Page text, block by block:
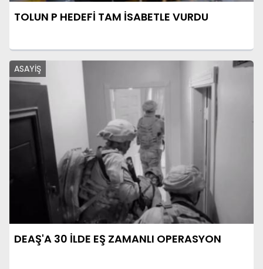
TOLUN P HEDEFİ TAM İSABETLE VURDU
ASAYİŞ
DEAŞ'A 30 İLDE EŞ ZAMANLI OPERASYON